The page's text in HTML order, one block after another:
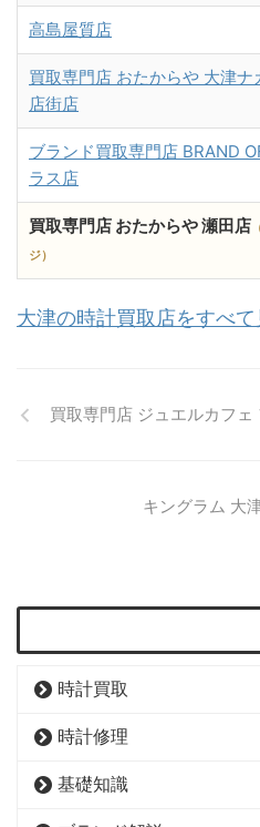
高島屋質店
買取専門店 おたからや 大津ナ
店街店
ブランド買取専門店 BRAND
ラス店
買取専門店 おたからや 瀬田店
ジ）
大津の時計買取店をすべ
買取専門店 ジュエルカフ
キングラム 大
時計買取
時計修理
基礎知識